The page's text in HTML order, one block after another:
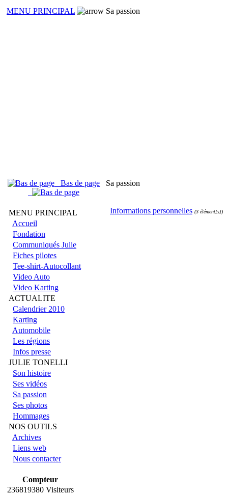
MENU PRINCIPAL Sa passion
Bas de page
MENU PRINCIPAL
Accueil
Fondation
Communiqués Julie
Fiches pilotes
Tee-shirt-Autocollant
Video Auto
Video Karting
ACTUALITE
Calendrier 2010
Karting
Automobile
Les régions
Infos presse
JULIE TONELLI
Son histoire
Ses vidéos
Sa passion
Ses photos
Hommages
NOS OUTILS
Archives
Liens web
Nous contacter
Compteur
236819380 Visiteurs
Sa passion
Informations personnelles (3 élément[s])